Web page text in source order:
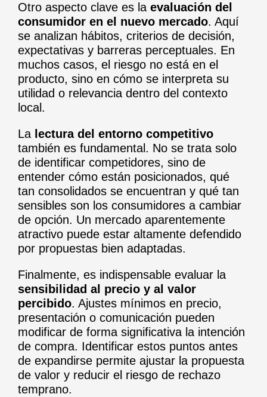
Otro aspecto clave es la evaluación del
consumidor en el nuevo mercado. Aquí
se analizan hábitos, criterios de decisión,
expectativas y barreras perceptuales. En
muchos casos, el riesgo no está en el
producto, sino en cómo se interpreta su
utilidad o relevancia dentro del contexto
local.
La lectura del entorno competitivo
también es fundamental. No se trata solo
de identificar competidores, sino de
entender cómo están posicionados, qué
tan consolidados se encuentran y qué tan
sensibles son los consumidores a cambiar
de opción. Un mercado aparentemente
atractivo puede estar altamente defendido
por propuestas bien adaptadas.
Finalmente, es indispensable evaluar la
sensibilidad al precio y al valor
percibido. Ajustes mínimos en precio,
presentación o comunicación pueden
modificar de forma significativa la intención
de compra. Identificar estos puntos antes
de expandirse permite ajustar la propuesta
de valor y reducir el riesgo de rechazo
temprano.